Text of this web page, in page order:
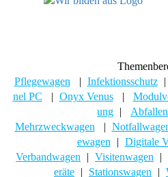
Pflegewagen
Infektionsschutz
nel PC
Onyx Venus
ung
Mehrzweckwagen
ewagen
Digitale
Verbandwagen
Visitenwagen
eräte
Stationswagen